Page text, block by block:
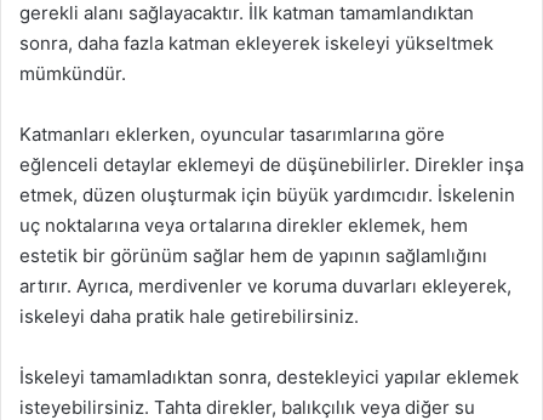
gerekli alanı sağlayacaktır. İlk katman tamamlandıktan
sonra, daha fazla katman ekleyerek iskeleyi yükseltmek
mümkündür.
Katmanları eklerken, oyuncular tasarımlarına göre
eğlenceli detaylar eklemeyi de düşünebilirler. Direkler inşa
etmek, düzen oluşturmak için büyük yardımcıdır. İskelenin
uç noktalarına veya ortalarına direkler eklemek, hem
estetik bir görünüm sağlar hem de yapının sağlamlığını
artırır. Ayrıca, merdivenler ve koruma duvarları ekleyerek,
iskeleyi daha pratik hale getirebilirsiniz.
İskeleyi tamamladıktan sonra, destekleyici yapılar eklemek
isteyebilirsiniz. Tahta direkler, balıkçılık veya diğer su